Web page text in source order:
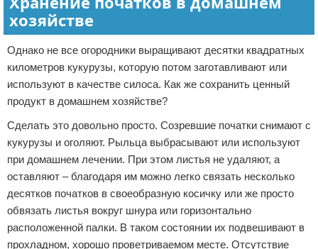
хозяйстве
Однако не все огородники выращивают десятки квадратных
километров кукурузы, которую потом заготавливают или
используют в качестве силоса. Как же сохранить ценный
продукт в домашнем хозяйстве?
Сделать это довольно просто. Созревшие початки снимают с
кукурузы и оголяют. Рыльца выбрасывают или используют
при домашнем лечении. При этом листья не удаляют, а
оставляют – благодаря им можно легко связать несколько
десятков початков в своеобразную косичку или же просто
обвязать листья вокруг шнура или горизонтально
расположенной палки. В таком состоянии их подвешивают в
прохладном, хорошо проветриваемом месте. Отсутствие